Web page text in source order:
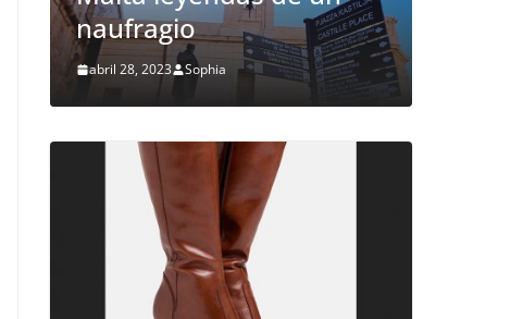
naufragio
abril 28, 2023 Sophia